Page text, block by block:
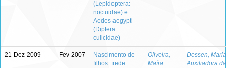
(Lepidoptera:
noctuidae) e
Aedes aegypti
(Diptera:
culicidae)
21-Dez-2009 Fev-2007
Nascimento de
filhos : rede
Oliveira,
Maíra
Dessen, Maria
Auxiliadora da